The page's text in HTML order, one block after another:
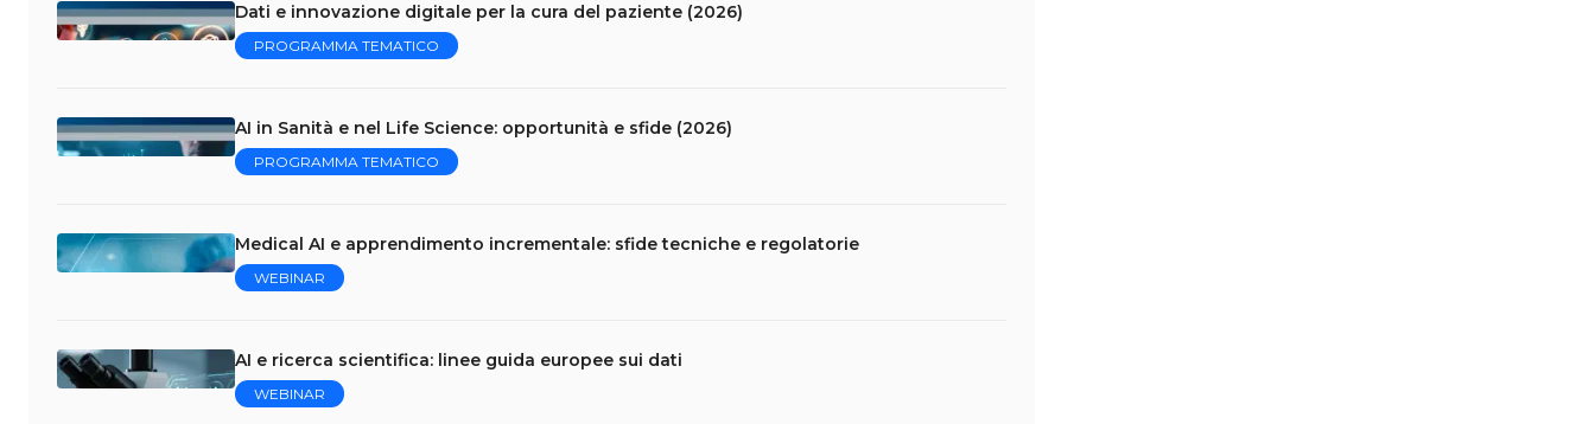
Dati e innovazione digitale per la cura del paziente (2026)
PROGRAMMA TEMATICO
AI in Sanità e nel Life Science: opportunità e sfide (2026)
PROGRAMMA TEMATICO
Medical AI e apprendimento incrementale: sfide tecniche e regolatorie
WEBINAR
AI e ricerca scientifica: linee guida europee sui dati
WEBINAR